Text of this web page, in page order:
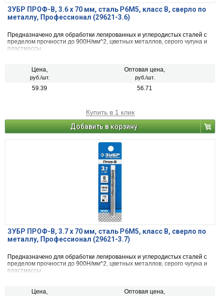
ЗУБР ПРОФ-В, 3.6 х 70 мм, сталь Р6М5, класс В, сверло по
металлу, Профессионал (29621-3.6)
Предназначено для обработки легированных и углеродистых сталей с
пределом прочности до 900Н/мм^2, цветных металлов, серого чугуна и
пластмассы.
Цена,
руб./шт.
Оптовая цена,
руб./шт.
59.39 56.71
Купить в 1 клик
Добавить в корзину
ЗУБР ПРОФ-В, 3.7 х 70 мм, сталь Р6М5, класс В, сверло по
металлу, Профессионал (29621-3.7)
Предназначено для обработки легированных и углеродистых сталей с
пределом прочности до 900Н/мм^2, цветных металлов, серого чугуна и
пластмассы.
Цена, Оптовая цена,